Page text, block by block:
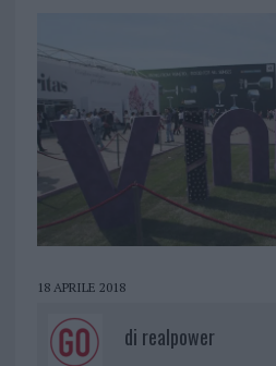
18 APRILE 2018
di realpower